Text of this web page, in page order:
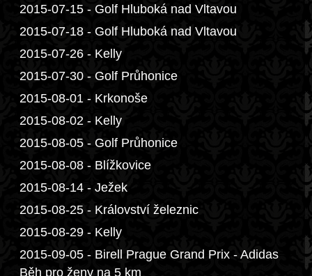
2015-07-15 - Golf Hluboká nad Vltavou
2015-07-18 - Golf Hluboká nad Vltavou
2015-07-26 - Kelly
2015-07-30 - Golf Průhonice
2015-08-01 - Krkonoše
2015-08-02 - Kelly
2015-08-05 - Golf Průhonice
2015-08-08 - Blížkovice
2015-08-14 - Ježek
2015-08-25 - Království železnic
2015-08-29 - Kelly
2015-09-05 - Birell Prague Grand Prix - Adidas
Běh pro ženy na 5 km